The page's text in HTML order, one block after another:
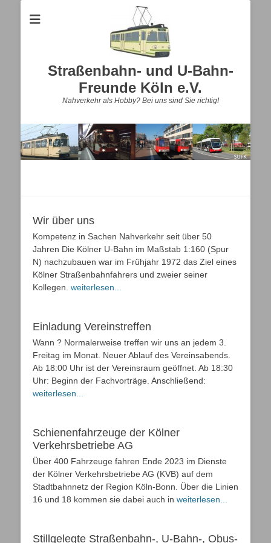
Straßenbahn- und U-Bahn-
Freunde Köln e.V.
Nahverkehr als Hobby? Bei uns sind Sie richtig!
Wir über uns
Kompetenz in Sachen Nahverkehr seit über 50
Jahren Die Kölner U-Bahn im Maßstab 1:160 (Spur
N) nachzubauen war im Frühjahr 1972 das Ziel eines
Kölner Straßenbahnfahrers und zweier seiner
Kollegen. weiterlesen...
Einladung Vereinstreffen
Wann ? Normalerweise treffen wir uns an jedem 3.
Freitag im Monat. Neuer Ablauf des Vereinsabends.
Ab 18:00 Uhr ist der Vereinsraum geöffnet. Ab 18:30
Uhr: Beginn der Fachvorträge. Anschließend:
weiterlesen...
Schienenfahrzeuge der Kölner
Verkehrsbetriebe AG
Über 400 Fahrzeuge fahren Ende 2023 im Dienste
der Kölner Verkehrsbetriebe AG (KVB) auf dem
Stadtbahnnetz der Region Köln-Bonn. Über die Linien
16 und 18 kommen sie dabei auch in weiterlesen...
Stillgelegte Straßenbahn-, U-Bahn-, Obus-